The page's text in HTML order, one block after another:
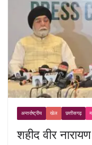
अन्तर्राष्ट्रीय खेल छत्तीसगढ़
शहीद वीर